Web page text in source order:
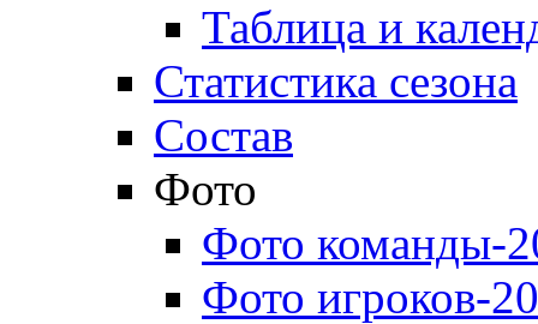
Таблица и
Статистика сезона
Состав
Фото
Фото команды-
Фото игроков-